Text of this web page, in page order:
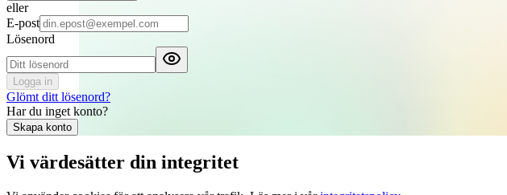
eller
E-post
Lösenord
Logga in
Glömt ditt lösenord?
Har du inget konto?
Skapa konto
Vi värdesätter din integritet